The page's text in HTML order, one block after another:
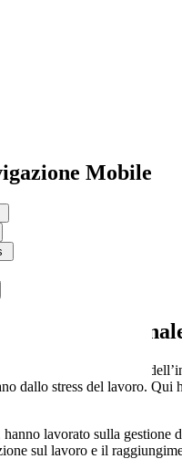
Mobile
crescita
la leadership
dallo stress del lavoro.
lavorato sulla
sul lavoro e il